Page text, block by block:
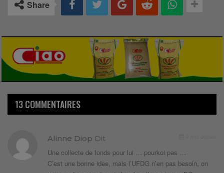
Share
13 COMMENTAIRES
Alinne Diop Dit
Une collecte de fonds pour lui … pourkoi pas …
C’est une bonne idee, mais l’UFDG n’en pas besoin, on